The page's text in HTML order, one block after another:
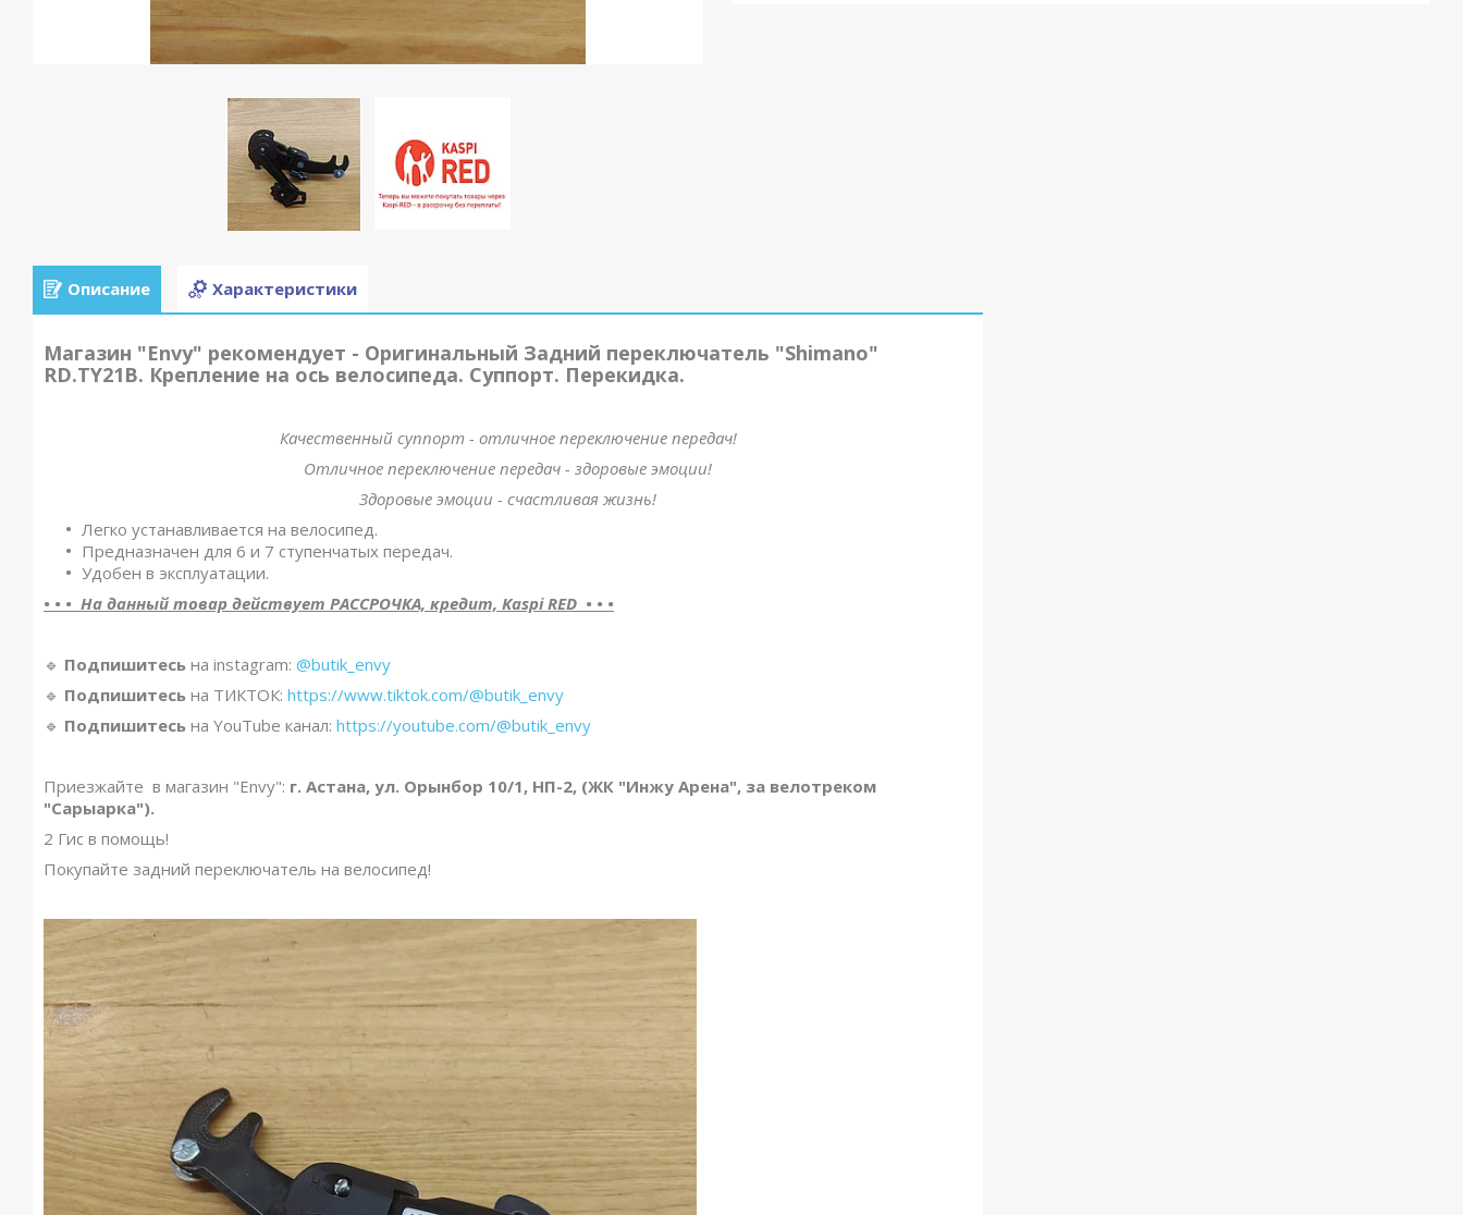
Описание Характеристики
Магазин "Envy" рекомендует - Оригинальный Задний переключатель "Shimano"
RD.TY21B. Крепление на ось велосипеда. Суппорт. Перекидка.
Качественный суппорт - отличное переключение передач!
Отличное переключение передач - здоровые эмоции!
Здоровые эмоции - счастливая жизнь!
Легко устанавливается на велосипед.
Предназначен для 6 и 7 ступенчатых передач.
Удобен в эксплуатации.
• • • На данный товар действует РАССРОЧКА, кредит, Kaspi RED • • •
🔹️ Подпишитесь на instagram: @butik_envy
🔹️ Подпишитесь на ТИКТОК: https://www.tiktok.com/@butik_envy
🔹️ Подпишитесь на YouTube канал: https://youtube.com/@butik_envy
Приезжайте в магазин "Envy": г. Астана, ул. Орынбор 10/1, НП-2, (ЖК "Инжу Арена", за велотреком
"Сарыарка").
2 Гис в помощь!
Покупайте задний переключатель на велосипед!